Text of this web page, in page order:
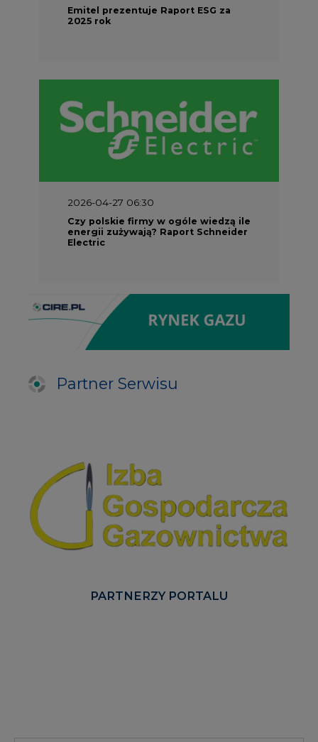
Emitel prezentuje Raport ESG za
2025 rok
2026-04-27 06:30
Czy polskie firmy w ogóle wiedzą ile
energii zużywają? Raport Schneider
Electric
Partner Serwisu
PARTNERZY PORTALU